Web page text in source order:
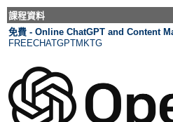
課程資料
免費 - Online ChatGPT and Content
FREECHATGPTMKTG